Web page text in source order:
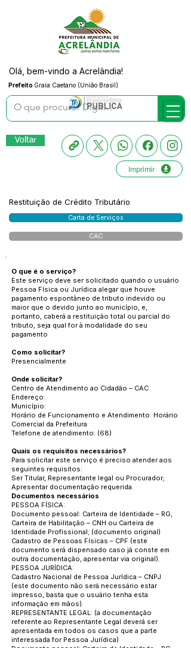
Prefeito Graia Caetano (União Brasil)
Olá, bem-vindo a Acrelândia!
Voltar
Imprimir
Restituição de Crédito Tributário
Carta de Serviços
CAC
O que é o serviço?
Este serviço deve ser solicitado quando o usuário
Pessoa Física ou Jurídica alegar que houve
pagamento espontâneo de tributo indevido ou
maior que o devido junto ao município, e,
portanto, caberá a restituição total ou parcial do
tributo, seja qual for à modalidade do seu
pagamento
Como solicitar?
Presencialmente
Onde solicitar?
Centro de Atendimento ao Cidadão – CAC
Endereço:
Município:
Horário de Funcionamento e Atendimento: Horário
Comercial da Prefeitura
Telefone de atendimento: (68)
Quais os requisitos necessários?
Para solicitar este serviço é preciso atender aos
seguintes requisitos:
Ser Titular, Representante legal ou Procurador;
Apresentar documentação requerida.
Documentos necessários
PESSOA FÍSICA:
Documento pessoal: Carteira de Identidade – RG,
Carteira de Habilitação – CNH ou Carteira de
Identidade Profissional; (documento original)
Cadastro de Pessoas Físicas – CPF (este
documento será dispensado caso já conste em
outra documentação, apresentar via original).
PESSOA JURÍDICA:
Cadastro Nacional de Pessoa Jurídica – CNPJ
(este documento não será necessário estar
impresso, basta que o usuário tenha esta
informação em mãos).
REPRESENTANTE LEGAL: (a documentação
referente ao Representante Legal deverá ser
apresentada em todos os casos que a parte
interessada for Pessoa Jurídica)